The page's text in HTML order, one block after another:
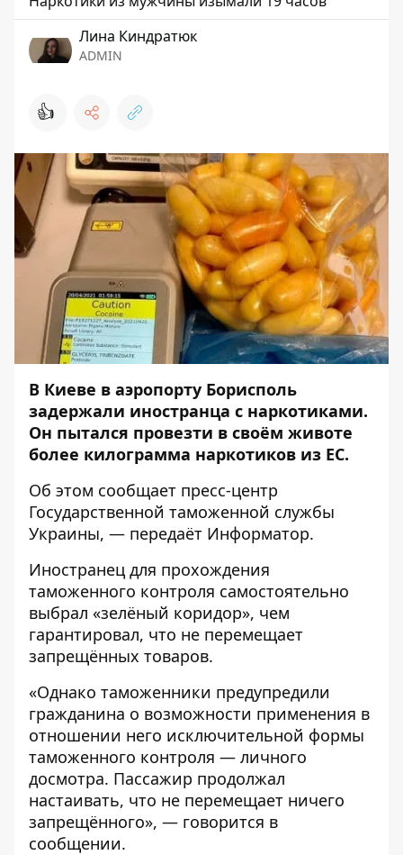
Лина Киндратюк
ADMIN
👍
В Киеве в аэропорту Борисполь
задержали иностранца с наркотиками.
Он пытался провезти в своём животе
более килограмма наркотиков из ЕС.
Об этом сообщает пресс-центр
Государственной таможенной службы
Украины, — передаёт Информатор.
Иностранец для прохождения
таможенного контроля самостоятельно
выбрал «зелёный коридор», чем
гарантировал, что не перемещает
запрещённых товаров.
«Однако таможенники предупредили
гражданина о возможности применения в
отношении него исключительной формы
таможенного контроля — личного
досмотра. Пассажир продолжал
настаивать, что не перемещает ничего
запрещённого», — говорится в
сообщении.